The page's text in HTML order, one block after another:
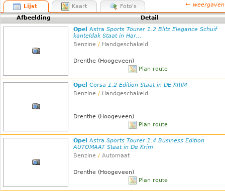
Lijst Kaart Foto's ← weergaven
Afbeelding
Detail
Opel Astra Sports Tourer 1.2 Blitz Elegance Schuif
kanteldak Staat in Har...
Benzine / Handgeschakeld
Drenthe (Hoogeveen)
Plan route
Opel Corsa 1.2 Edition Staat in DE KRIM
Benzine / Handgeschakeld
Drenthe (Hoogeveen)
Plan route
Opel Astra Sports Tourer 1.4 Business Edition
AUTOMAAT Staat in De Krim
Benzine / Automaat
Drenthe (Hoogeveen)
Plan route